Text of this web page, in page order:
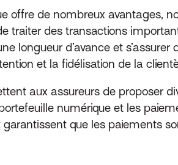
de nombreux avantages,
traiter des transactions
longueur d’avance et
et la fidélisation de la
aux assureurs de proposer
numérique et les
que les paiements